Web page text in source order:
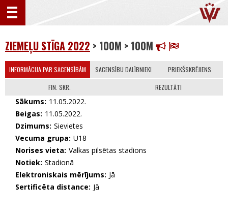
ZIEMEĻU STĪGA 2022 > 100M > 100M
INFORMĀCIJA PAR SACENSĪBĀM SACENSĪBU DALĪBNIEKI PRIEKŠSKRĒJIENS
FIN. SKR. REZULTĀTI
Sākums: 11.05.2022.
Beigas: 11.05.2022.
Dzimums: Sievietes
Vecuma grupa: U18
Norises vieta: Valkas pilsētas stadions
Notiek: Stadionā
Elektroniskais mērījums: Jā
Sertificēta distance: Jā